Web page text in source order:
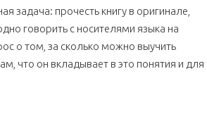
задача: прочесть книгу в оригинале,
говорить с носителями языка на
о том, за сколько можно выучить
что он вкладывает в это понятия и для